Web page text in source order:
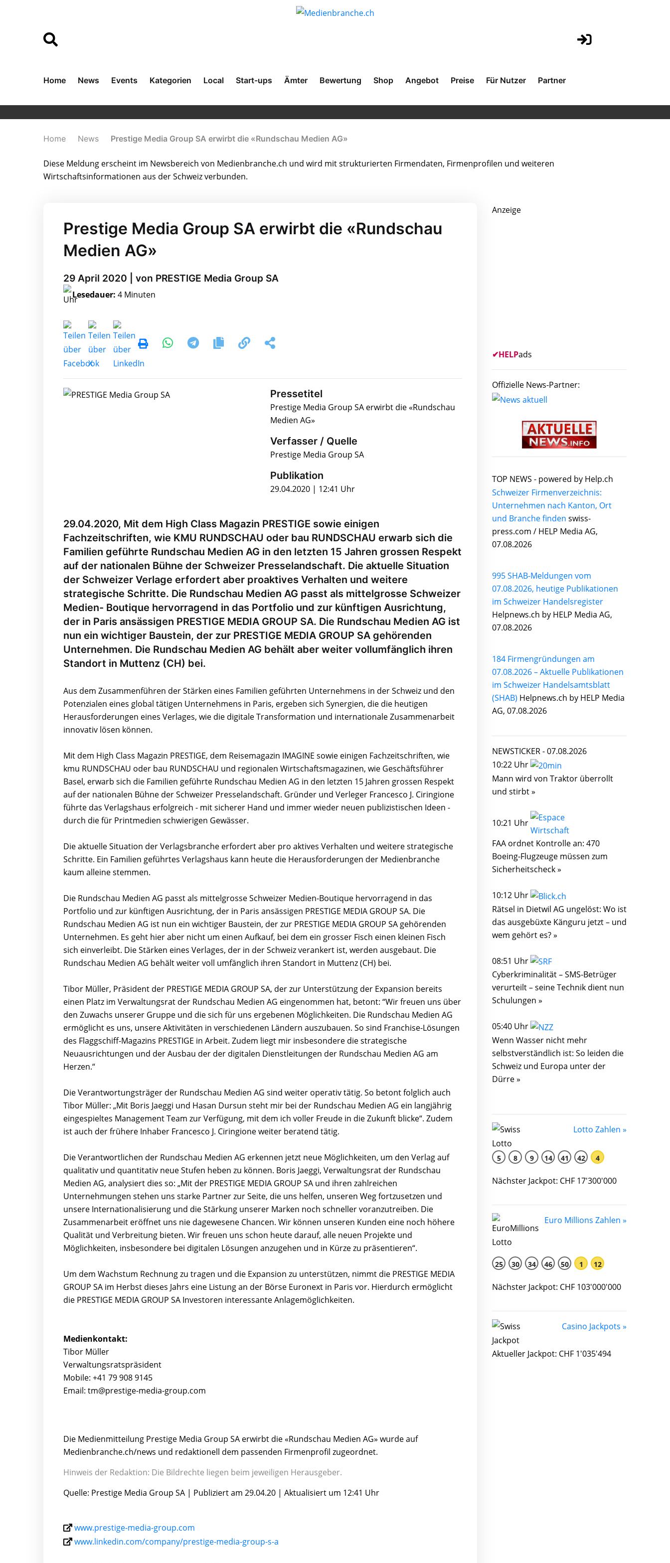
Home News Events Kategorien Local Start-ups Ämter Bewertung Shop Angebot Preise Für Nutzer Partner
Home News Prestige Media Group SA erwirbt die «Rundschau Medien AG»
Diese Meldung erscheint im Newsbereich von Medienbranche.ch und wird mit strukturierten Firmendaten, Firmenprofilen und weiteren
Wirtschaftsinformationen aus der Schweiz verbunden.
Prestige Media Group SA erwirbt die «Rundschau
Medien AG»
29 April 2020 | von PRESTIGE Media Group SA
Lesedauer: 4 Minuten
Pressetitel
Prestige Media Group SA erwirbt die «Rundschau
Medien AG»
Verfasser / Quelle
Prestige Media Group SA
Publikation
29.04.2020 | 12:41 Uhr
29.04.2020, Mit dem High Class Magazin PRESTIGE sowie einigen
Fachzeitschriften, wie KMU RUNDSCHAU oder bau RUNDSCHAU erwarb sich die
Familien geführte Rundschau Medien AG in den letzten 15 Jahren grossen Respekt
auf der nationalen Bühne der Schweizer Presselandschaft. Die aktuelle Situation
der Schweizer Verlage erfordert aber proaktives Verhalten und weitere
strategische Schritte. Die Rundschau Medien AG passt als mittelgrosse Schweizer
Medien- Boutique hervorragend in das Portfolio und zur künftigen Ausrichtung,
der in Paris ansässigen PRESTIGE MEDIA GROUP SA. Die Rundschau Medien AG ist
nun ein wichtiger Baustein, der zur PRESTIGE MEDIA GROUP SA gehörenden
Unternehmen. Die Rundschau Medien AG behält aber weiter vollumfänglich ihren
Standort in Muttenz (CH) bei.
Aus dem Zusammenführen der Stärken eines Familien geführten Unternehmens in der Schweiz und den
Potenzialen eines global tätigen Unternehmens in Paris, ergeben sich Synergien, die die heutigen
Herausforderungen eines Verlages, wie die digitale Transformation und internationale Zusammenarbeit
innovativ lösen können.
Mit dem High Class Magazin PRESTIGE, dem Reisemagazin IMAGINE sowie einigen Fachzeitschriften, wie
kmu RUNDSCHAU oder bau RUNDSCHAU und regionalen Wirtschaftsmagazinen, wie Geschäftsführer
Basel, erwarb sich die Familien geführte Rundschau Medien AG in den letzten 15 Jahren grossen Respekt
auf der nationalen Bühne der Schweizer Presselandschaft. Gründer und Verleger Francesco J. Ciringione
führte das Verlagshaus erfolgreich - mit sicherer Hand und immer wieder neuen publizistischen Ideen -
durch die für Printmedien schwierigen Gewässer.
Die aktuelle Situation der Verlagsbranche erfordert aber pro aktives Verhalten und weitere strategische
Schritte. Ein Familien geführtes Verlagshaus kann heute die Herausforderungen der Medienbranche
kaum alleine stemmen.
Die Rundschau Medien AG passt als mittelgrosse Schweizer Medien-Boutique hervorragend in das
Portfolio und zur künftigen Ausrichtung, der in Paris ansässigen PRESTIGE MEDIA GROUP SA. Die
Rundschau Medien AG ist nun ein wichtiger Baustein, der zur PRESTIGE MEDIA GROUP SA gehörenden
Unternehmen. Es geht hier aber nicht um einen Aufkauf, bei dem ein grosser Fisch einen kleinen Fisch
sich einverleibt. Die Stärken eines Verlages, der in der Schweiz verankert ist, werden ausgebaut. Die
Rundschau Medien AG behält weiter voll umfänglich ihren Standort in Muttenz (CH) bei.
Tibor Müller, Präsident der PRESTIGE MEDIA GROUP SA, der zur Unterstützung der Expansion bereits
einen Platz im Verwaltungsrat der Rundschau Medien AG eingenommen hat, betont: “Wir freuen uns über
den Zuwachs unserer Gruppe und die sich für uns ergebenen Möglichkeiten. Die Rundschau Medien AG
ermöglicht es uns, unsere Aktivitäten in verschiedenen Ländern auszubauen. So sind Franchise-Lösungen
des Flaggschiff-Magazins PRESTIGE in Arbeit. Zudem liegt mir insbesondere die strategische
Neuausrichtungen und der Ausbau der der digitalen Dienstleitungen der Rundschau Medien AG am
Herzen.“
Die Verantwortungsträger der Rundschau Medien AG sind weiter operativ tätig. So betont folglich auch
Tibor Müller: „Mit Boris Jaeggi und Hasan Dursun steht mir bei der Rundschau Medien AG ein langjährig
eingespieltes Management Team zur Verfügung, mit dem ich voller Freude in die Zukunft blicke“. Zudem
ist auch der frühere Inhaber Francesco J. Ciringione weiter beratend tätig.
Die Verantwortlichen der Rundschau Medien AG erkennen jetzt neue Möglichkeiten, um den Verlag auf
qualitativ und quantitativ neue Stufen heben zu können. Boris Jaeggi, Verwaltungsrat der Rundschau
Medien AG, analysiert dies so: „Mit der PRESTIGE MEDIA GROUP SA und ihren zahlreichen
Unternehmungen stehen uns starke Partner zur Seite, die uns helfen, unseren Weg fortzusetzen und
unsere Internationalisierung und die Stärkung unserer Marken noch schneller voranzutreiben. Die
Zusammenarbeit eröffnet uns nie dagewesene Chancen. Wir können unseren Kunden eine noch höhere
Qualität und Verbreitung bieten. Wir freuen uns schon heute darauf, alle neuen Projekte und
Möglichkeiten, insbesondere bei digitalen Lösungen anzugehen und in Kürze zu präsentieren“.
Um dem Wachstum Rechnung zu tragen und die Expansion zu unterstützen, nimmt die PRESTIGE MEDIA
GROUP SA im Herbst dieses Jahrs eine Listung an der Börse Euronext in Paris vor. Hierdurch ermöglicht
die PRESTIGE MEDIA GROUP SA Investoren interessante Anlagemöglichkeiten.
Medienkontakt:
Tibor Müller
Verwaltungsratspräsident
Mobile: +41 79 908 9145
Email: tm@prestige-media-group.com
Die Medienmitteilung Prestige Media Group SA erwirbt die «Rundschau Medien AG» wurde auf
Medienbranche.ch/news und redaktionell dem passenden Firmenprofil zugeordnet.
Hinweis der Redaktion: Die Bildrechte liegen beim jeweiligen Herausgeber.
Quelle: Prestige Media Group SA | Publiziert am 29.04.20 | Aktualisiert um 12:41 Uhr
www.prestige-media-group.com
www.linkedin.com/company/prestige-media-group-s-a
Anzeige
✔HELPads
Offizielle News-Partner:
TOP NEWS - powered by Help.ch
Schweizer Firmenverzeichnis:
Unternehmen nach Kanton, Ort
und Branche finden swiss-
press.com / HELP Media AG,
07.08.2026
995 SHAB-Meldungen vom
07.08.2026, heutige Publikationen
im Schweizer Handelsregister
Helpnews.ch by HELP Media AG,
07.08.2026
184 Firmengründungen am
07.08.2026 – Aktuelle Publikationen
im Schweizer Handelsamtsblatt
(SHAB) Helpnews.ch by HELP Media
AG, 07.08.2026
NEWSTICKER -07.08.2026
10:22 Uhr
Mann wird von Traktor überrollt
und stirbt »
10:21 Uhr
FAA ordnet Kontrolle an: 470
Boeing-Flugzeuge müssen zum
Sicherheitscheck »
10:12 Uhr
Rätsel in Dietwil AG ungelöst: Wo ist
das ausgebüxte Känguru jetzt – und
wem gehört es? »
08:51 Uhr
Cyberkriminalität – SMS-Betrüger
verurteilt – seine Technik dient nun
Schulungen »
05:40 Uhr
Wenn Wasser nicht mehr
selbstverständlich ist: So leiden die
Schweiz und Europa unter der
Dürre »
Lotto Zahlen »
5 8 9 14 41 42 4
Nächster Jackpot: CHF 17'300'000
Euro Millions Zahlen »
25 30 34 46 50 1 12
Nächster Jackpot: CHF 103'000'000
Casino Jackpots »
Aktueller Jackpot: CHF 1'035'494